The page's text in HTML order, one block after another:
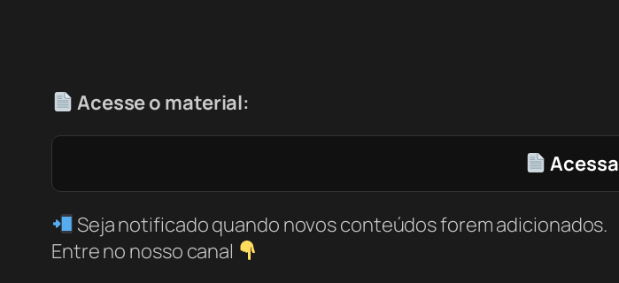
Acesse o material:
Seja notificado quando novos conteúdos forem adicionados.
Entre no nosso canal